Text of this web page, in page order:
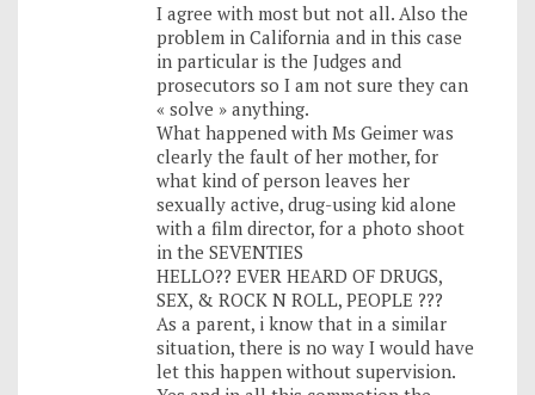
I agree with most but not all. Also the
problem in California and in this case
in particular is the Judges and
prosecutors so I am not sure they can
« solve » anything.
What happened with Ms Geimer was
clearly the fault of her mother, for
what kind of person leaves her
sexually active, drug-using kid alone
with a film director, for a photo shoot
in the SEVENTIES
HELLO?? EVER HEARD OF DRUGS,
SEX, & ROCK N ROLL, PEOPLE ???
As a parent, i know that in a similar
situation, there is no way I would have
let this happen without supervision.